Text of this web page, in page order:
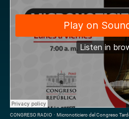
CONGRESO RADIO · Micronoticiero del Congreso